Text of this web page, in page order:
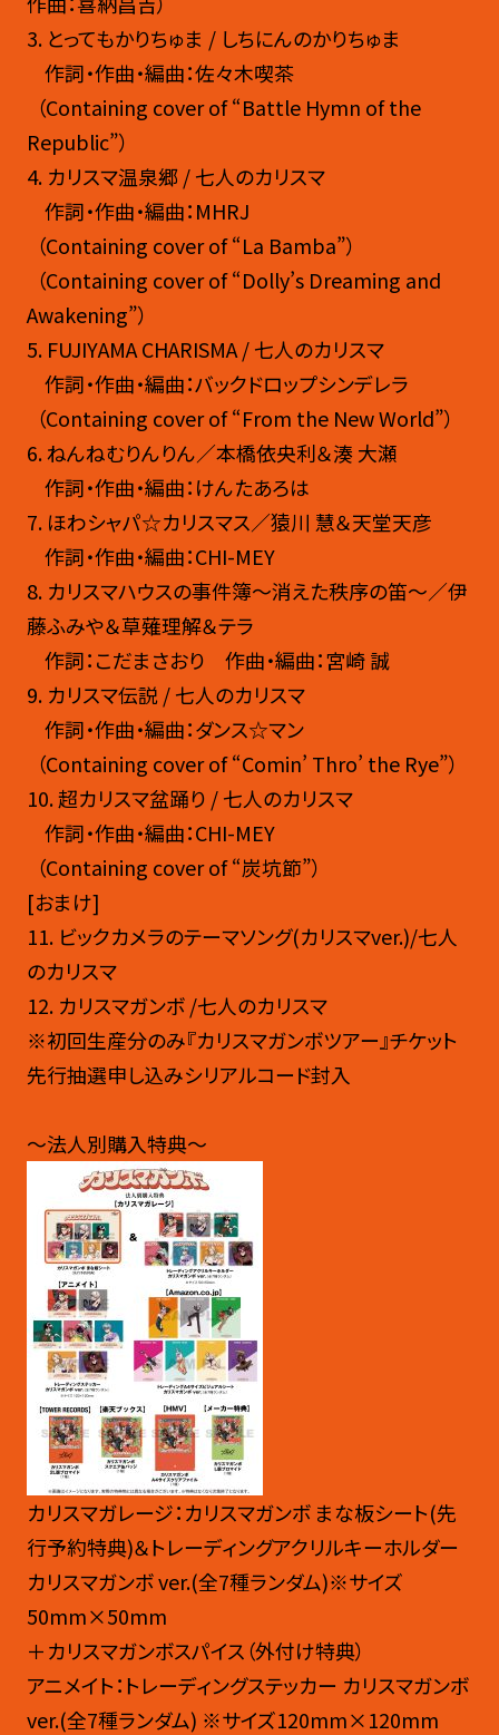
3. とってもかりちゅま / しちにんのかりちゅま
作詞・作曲・編曲：佐々木喫茶
（Containing cover of “Battle Hymn of the
Republic”）
4. カリスマ温泉郷 / 七人のカリスマ
作詞・作曲・編曲：MHRJ
（Containing cover of “La Bamba”）
（Containing cover of “Dolly’s Dreaming and
Awakening”）
5. FUJIYAMA CHARISMA / 七人のカリスマ
作詞・作曲・編曲：バックドロップシンデレラ
（Containing cover of “From the New World”）
6. ねんねむりんりん／本橋依央利＆湊 大瀬
作詞・作曲・編曲：けんたあろは
7. ほわシャパ☆カリスマス／猿川 慧＆天堂天彦
作詞・作曲・編曲：CHI-MEY
8. カリスマハウスの事件簿〜消えた秩序の笛〜／伊
藤ふみや＆草薙理解＆テラ
作詞：こだまさおり 作曲・編曲：宮崎 誠
9. カリスマ伝説 / 七人のカリスマ
作詞・作曲・編曲：ダンス☆マン
（Containing cover of “Comin’ Thro’ the Rye”）
10.超カリスマ盆踊り / 七人のカリスマ
作詞・作曲・編曲：CHI-MEY
（Containing cover of “炭坑節”）
[おまけ]
11. ビックカメラのテーマソング(カリスマver.)/七人
のカリスマ
12. カリスマガンボ /七人のカリスマ
※初回生産分のみ『カリスマガンボツアー』チケット
先行抽選申し込みシリアルコード封入
～法人別購入特典～
カリスマガレージ：カリスマガンボ まな板シート(先
行予約特典)＆トレーディングアクリルキーホルダー
カリスマガンボ ver.(全7種ランダム)※サイズ
50mm×50mm​
＋カリスマガンボスパイス（外付け特典）
アニメイト：トレーディングステッカー カリスマガンボ
ver.(全7種ランダム) ※サイズ120mm×120mm​